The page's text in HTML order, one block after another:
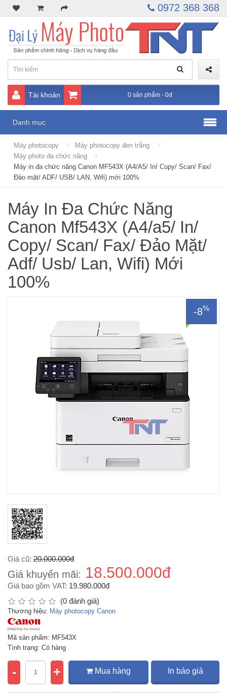
0972 368 368
Tài khoản 0 sản phẩm - 0đ
Danh mục
Máy photocopy
Máy photocopy đen trắng
Máy photo đa chức năng
Máy in đa chức năng Canon MF543X (A4/A5/ In/ Copy/ Scan/ Fax/
Đảo mặt/ ADF/ USB/ LAN, Wifi) mới 100%
Máy In Đa Chức Năng
Canon Mf543X (A4/a5/ In/
Copy/ Scan/ Fax/ Đảo Mặt/
Adf/ Usb/ Lan, Wifi) Mới
100%
-8%
Giá cũ: 20.000.000đ
Giá khuyến mãi: 18.500.000đ
Giá bao gồm VAT: 19.980.000đ
(0 đánh giá)
Thương hiệu: Máy photocopy Canon
Mã sản phẩm: MF543X
Tình trạng: Có hàng
- + Mua hàng In báo giá